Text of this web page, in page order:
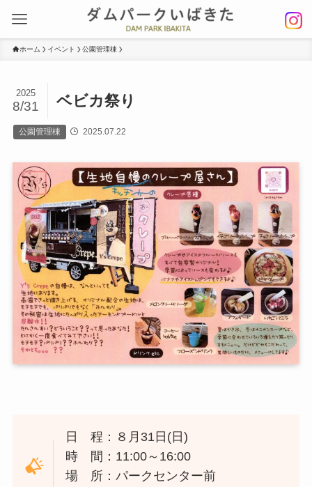
ホーム イベント 公園管理棟
ベビカ祭り
2025
8/31
公園管理棟 2025.07.22
日 程：８月31日(日)
時 間：11:00～16:00
場 所：パークセンター前